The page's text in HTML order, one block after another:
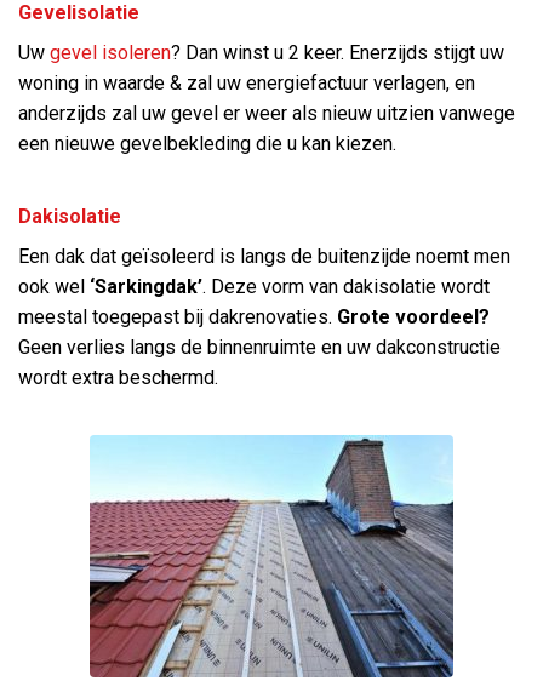
Gevelisolatie
Uw gevel isoleren? Dan winst u 2 keer. Enerzijds stijgt uw
woning in waarde & zal uw energiefactuur verlagen, en
anderzijds zal uw gevel er weer als nieuw uitzien vanwege
een nieuwe gevelbekleding die u kan kiezen.
Dakisolatie
Een dak dat geïsoleerd is langs de buitenzijde noemt men
ook wel ‘Sarkingdak’. Deze vorm van dakisolatie wordt
meestal toegepast bij dakrenovaties. Grote voordeel?
Geen verlies langs de binnenruimte en uw dakconstructie
wordt extra beschermd.